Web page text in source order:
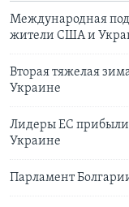
Международная
жители США и
Вторая тяжелая
Украине
Лидеры ЕС прибыли
Украине
Парламент